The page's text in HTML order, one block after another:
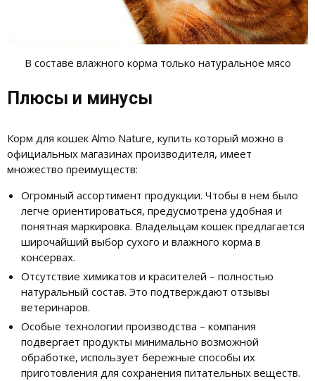
В составе влажного корма только натуральное мясо
Плюсы и минусы
Корм для кошек Almo Nature, купить который можно в
официальных магазинах производителя, имеет
множество преимуществ:
Огромный ассортимент продукции. Чтобы в нем было
легче ориентироваться, предусмотрена удобная и
понятная маркировка. Владельцам кошек предлагается
широчайший выбор сухого и влажного корма в
консервах.
Отсутствие химикатов и красителей – полностью
натуральный состав. Это подтверждают отзывы
ветеринаров.
Особые технологии производства – компания
подвергает продукты минимально возможной
обработке, использует бережные способы их
приготовления для сохранения питательных веществ.